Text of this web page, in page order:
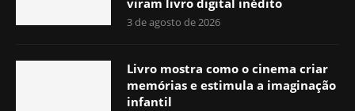
viram livro digital inédito
3 de agosto de 2026
Livro mostra como o cinema criar
memórias e estimula a imaginação
infantil